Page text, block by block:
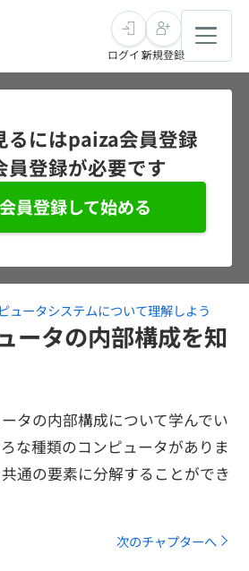
ログイン新規登録
るにはpaiza会員登録
員登録が必要です
員登録して始める
ュータシステムについて理解しよう
ータの内部構成を知
タの内部構成について学んでい
な種類のコンピュータがありま
通の要素に分解することができ
次のチャプターへ